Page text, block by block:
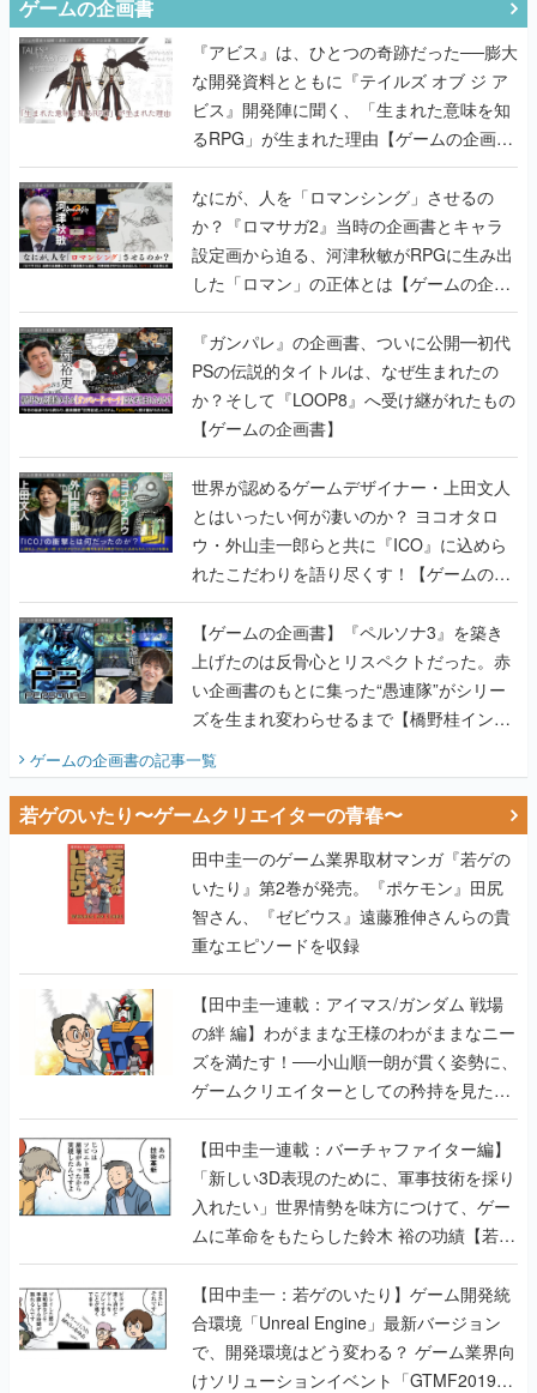
ゲームの企画書
『アビス』は、ひとつの奇跡だった──膨大
な開発資料とともに『テイルズ オブ ジ ア
ビス』開発陣に聞く、「生まれた意味を知
るRPG」が生まれた理由【ゲームの企画
書】
なにが、人を「ロマンシング」させるの
か？『ロマサガ2』当時の企画書とキャラ
設定画から迫る、河津秋敏がRPGに生み出
した「ロマン」の正体とは【ゲームの企画
書】
『ガンパレ』の企画書、ついに公開━初代
PSの伝説的タイトルは、なぜ生まれたの
か？そして『LOOP8』へ受け継がれたもの
【ゲームの企画書】
世界が認めるゲームデザイナー・上田文人
とはいったい何が凄いのか？ ヨコオタロ
ウ・外山圭一郎らと共に『ICO』に込めら
れたこだわりを語り尽くす！【ゲームの企
画書】
【ゲームの企画書】『ペルソナ3』を築き
上げたのは反骨心とリスペクトだった。赤
い企画書のもとに集った“愚連隊”がシリー
ズを生まれ変わらせるまで【橋野桂インタ
ゲームの企画書の記事一覧
若ゲのいたり〜ゲームクリエイターの青春〜
田中圭一のゲーム業界取材マンガ『若ゲの
いたり』第2巻が発売。『ポケモン』田尻
智さん、『ゼビウス』遠藤雅伸さんらの貴
重なエピソードを収録
【田中圭一連載：アイマス/ガンダム 戦場
の絆 編】わがままな王様のわがままなニー
ズを満たす！──小山順一朗が貫く姿勢に、
ゲームクリエイターとしての矜持を見た
【若ゲのいたり最終回】
【田中圭一連載：バーチャファイター編】
「新しい3D表現のために、軍事技術を採り
入れたい」世界情勢を味方につけて、ゲー
ムに革命をもたらした鈴木 裕の功績【若ゲ
のいたり】
【田中圭一：若ゲのいたり】ゲーム開発統
合環境「Unreal Engine」最新バージョン
で、開発環境はどう変わる？ ゲーム業界向
けソリューションイベント「GTMF2019」